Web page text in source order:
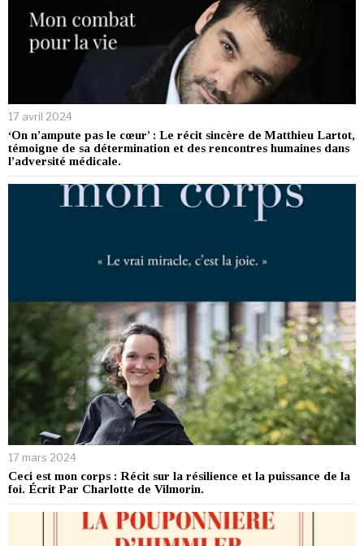
17 avril 2024
‘On n’ampute pas le cœur’ : Le récit sincère de Matthieu Lartot,
témoigne de sa détermination et des rencontres humaines dans
l’adversité médicale.
17 mars 2024
Ceci est mon corps : Récit sur la résilience et la puissance de la
foi. Écrit Par Charlotte de Vilmorin.